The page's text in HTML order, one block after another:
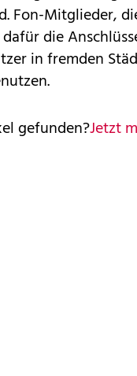
Fon-Mitglieder,
die
in fremden
gefunden?Jetzt